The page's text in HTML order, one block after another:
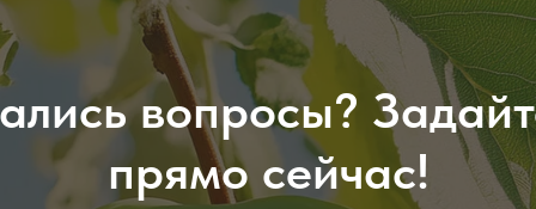
вопросы?
прямо сейчас!